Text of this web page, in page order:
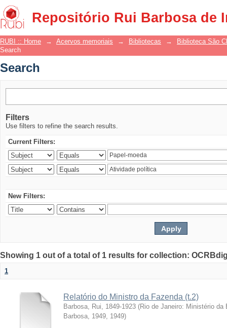
Repositório Rui Barbosa de
Search
RUBI :: Home → Acervos memoriais → Bibliotecas →
Biblioteca São
Search
Search
Filters
Use filters to refine the search results.
Current Filters:
New Filters:
Showing 1 out of a total of 1 results for collection:
1
Relatório do Ministro da Fazenda (t.2)
Barbosa, Rui, 1849-1923 (Rio de Janeiro: Ministério
Barbosa, 1949, 1949)